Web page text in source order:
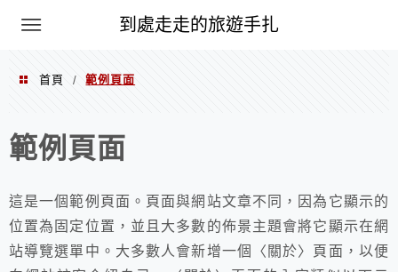
到處走走的旅遊手扎
首頁 / 範例頁面
範例頁面
這是一個範例頁面。頁面與網站文章不同，因為它顯示的
位置為固定位置，並且大多數的佈景主題會將它顯示在網
站導覽選單中。大多數人會新增一個〈關於〉頁面，以便